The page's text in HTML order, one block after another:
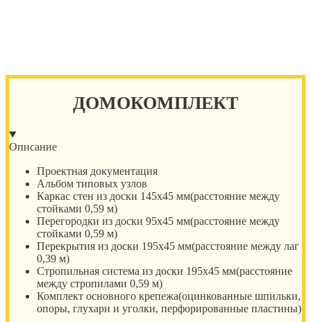
ДОМОКОМПЛЕКТ
Описание
Проектная документация
Альбом типовых узлов
Каркас стен из доски 145х45 мм(расстояние между
стойками 0,59 м)
Перегородки из доски 95х45 мм(расстояние между
стойками 0,59 м)
Перекрытия из доски 195х45 мм(расстояние между лаг
0,39 м)
Стропильная система из доски 195х45 мм(расстояние
между стропилами 0,59 м)
Комплект основного крепежа(оцинкованные шпильки,
опоры, глухари и уголки, перфорированные пластины)